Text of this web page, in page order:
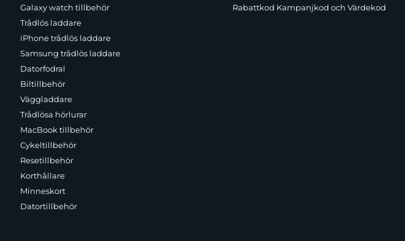
Galaxy watch tillbehör
Trådlös laddare
iPhone trådlös laddare
Samsung trådlös laddare
Datorfodral
Biltillbehör
Väggladdare
Trådlösa hörlurar
MacBook tillbehör
Cykeltillbehör
Resetillbehör
Korthållare
Minneskort
Datortillbehör
Rabattkod Kampanjkod och Värdekod